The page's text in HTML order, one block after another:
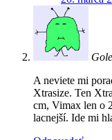
A neviete mi
Xtrasize. Ten
cm, Vimax len o
lacnejší. Ide mi